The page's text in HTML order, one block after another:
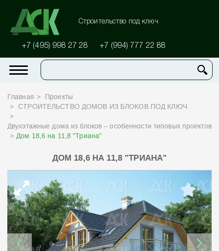
Строительство под ключ
+7 (495) 998 27 28 +7 (994) 777 22 88
Главная
Проекты
СТРОИТЕЛЬСТВО ДОМОВ ИЗ БЛОКОВ ПОД КЛЮЧ
Двухэтажные дома из блоков – особенности типовых проектов
Дом 18,6 на 11,8 "Триана"
ДОМ 18,6 НА 11,8 "ТРИАНА"